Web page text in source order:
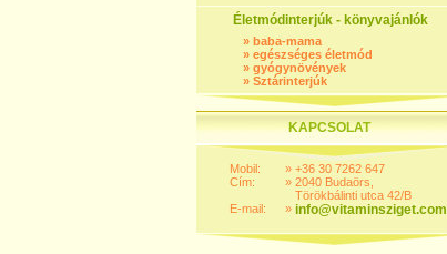
Életmódinterjúk - könyvajánlók
» baba-mama
» egészséges életmód
» gyógynövények
» Sztárinterjúk
KAPCSOLAT
Mobil:
Cím:
E-mail:
»
»
»
+36 30 7262 647
2040 Budaörs,
Törökbálinti utca 42/B
info@vitaminsziget.com